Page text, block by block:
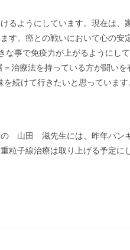
るようにしています。現在は、
す。癌との戦いにおいて心の
事で免疫力が上がるようにし
治療法を持っている方が闘い
続けて行きたいと思っています
の 山田 滋先生には、昨年パン
粒子線治療は取り上げる予定